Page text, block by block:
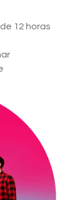
12 horas